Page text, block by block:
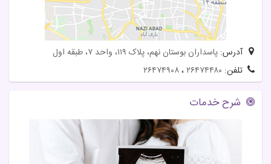
آدرس: پاسداران بوستان نهم، پلاک ۱۱۹، واحد ۷، طبقه اول
تلفن: ۲۶۴۷۴۴۸۰،۲۶۴۷۴۹۰۸
شرح خدمات